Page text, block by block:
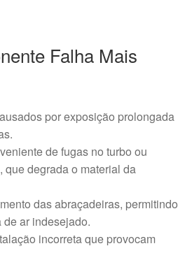
Falha Mais
por exposição prolongada
de fugas no turbo ou
degrada o material da
das abraçadeiras, permitindo
de ar indesejado.
incorreta que provocam